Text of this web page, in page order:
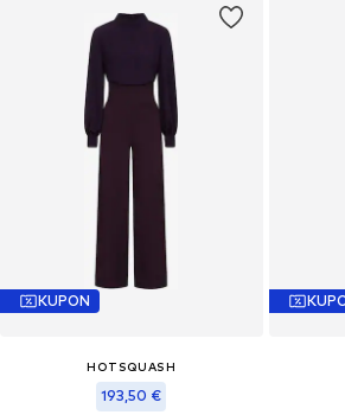
KUPON
HOTSQUASH
193,50 €